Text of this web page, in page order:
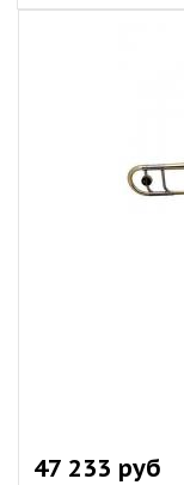
47 233 руб